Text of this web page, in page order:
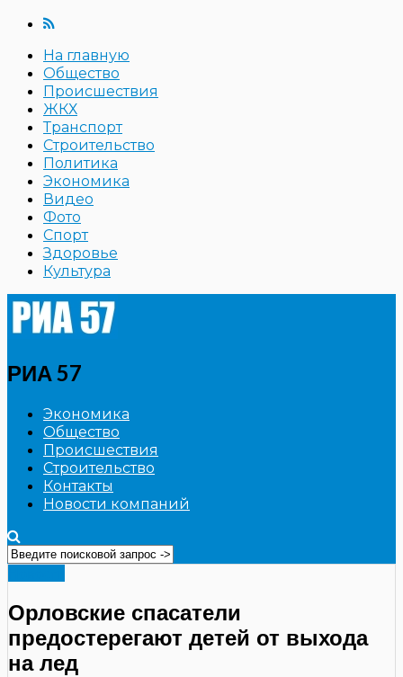
На главную
Общество
Происшествия
ЖКХ
Транспорт
Строительство
Политика
Экономика
Видео
Фото
Спорт
Здоровье
Культура
РИА 57
Экономика
Общество
Происшествия
Строительство
Контакты
Новости компаний
Орловские спасатели
предостерегают детей от выхода
на лед